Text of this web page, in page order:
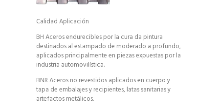
Calidad Aplicación
BH Aceros endurecibles por la cura da pintura
destinados al estampado de moderado a profundo,
aplicados principalmente en piezas expuestas por la
industria automovilística.
BNR Aceros no revestidos aplicados en cuerpo y
tapa de embalajes y recipientes, latas sanitarias y
artefactos metálicos.